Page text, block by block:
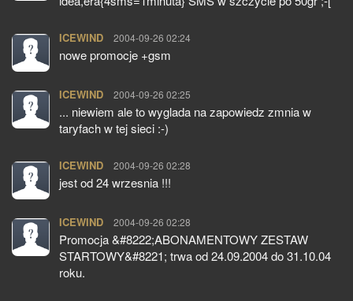
ICEWIND pisze:
2004-09-26 02:24
nowe promocje +gsm
ICEWIND pisze:
2004-09-26 02:25
... niewiem ale to wyglada na zapowiedz zmnia w
taryfach w tej sieci :-)
ICEWIND pisze:
2004-09-26 02:28
jest od 24 wrzesnia !!!
ICEWIND pisze:
2004-09-26 02:28
Promocja &#8222;ABONAMENTOWY ZESTAW
STARTOWY&#8221; trwa od 24.09.2004 do 31.10.04
roku.